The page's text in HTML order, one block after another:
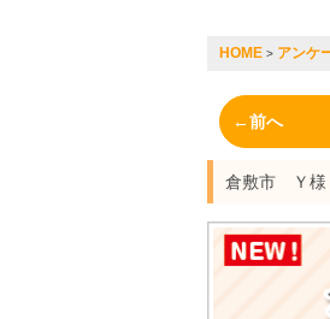
HOME > アンケ
←前へ
倉敷市 Ｙ様